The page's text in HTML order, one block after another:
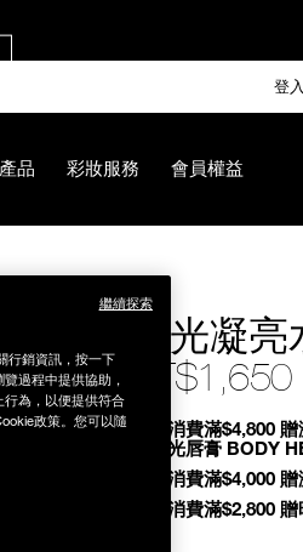
登入
產品 彩妝服務 會員權益
裸光凝
NT$1,650
Promotions
全館消費滿$4,800
慾緞光唇膏 BODY
全館消費滿$4,000
全館消費滿$2,800
行銷資訊，按一下
過程中提供協助，
為，以便提供符合
政策。您可以隨
繼續探索